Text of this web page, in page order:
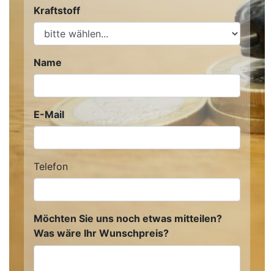
Kraftstoff
Name
E-Mail
Telefon
Möchten Sie uns noch etwas mitteilen?
Was wäre Ihr Wunschpreis?